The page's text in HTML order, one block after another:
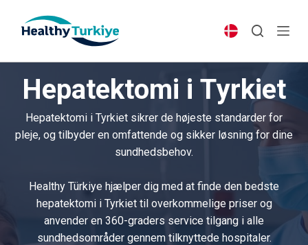
p
o
Hepatektomi i Tyrkiet
Hepatektomi i Tyrkiet sikrer de højeste standarder for
pleje, og tilbyder en omfattende og sikker løsning for dine
sundhedsbehov.
Healthy Türkiye hjælper dig med at finde den bedste
hepatektomi i Tyrkiet til overkommelige priser og
anvender en 360-graders service tilgang i alle
sundhedsområder gennem tilknyttede hospitaler.